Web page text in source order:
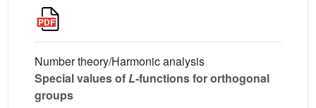
Number theory/Harmonic analysis
Special values ofL-functions for orthogonal
groups